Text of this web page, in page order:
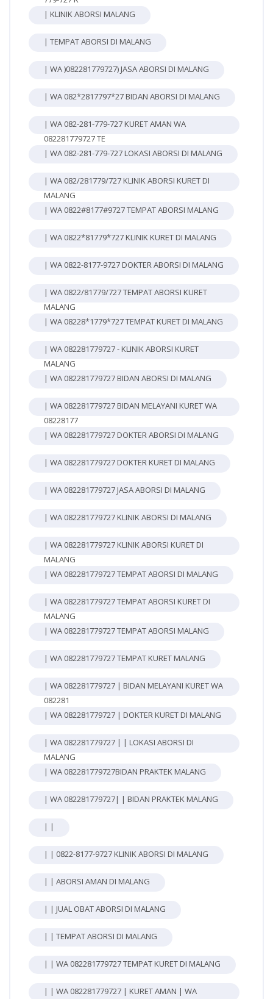
| KLINIK ABORSI MALANG
| TEMPAT ABORSI DI MALANG
| WA )082281779727) JASA ABORSI DI MALANG
| WA 082*2817797*27 BIDAN ABORSI DI MALANG
| WA 082-281-779-727 KURET AMAN WA
082281779727 TE
| WA 082-281-779-727 LOKASI ABORSI DI MALANG
| WA 082/281779/727 KLINIK ABORSI KURET DI
MALANG
| WA 0822#8177#9727 TEMPAT ABORSI MALANG
| WA 0822*81779*727 KLINIK KURET DI MALANG
| WA 0822-8177-9727 DOKTER ABORSI DI MALANG
| WA 0822/81779/727 TEMPAT ABORSI KURET
MALANG
| WA 08228*1779*727 TEMPAT KURET DI MALANG
| WA 082281779727 - KLINIK ABORSI KURET
MALANG
| WA 082281779727 BIDAN ABORSI DI MALANG
| WA 082281779727 BIDAN MELAYANI KURET WA
08228177
| WA 082281779727 DOKTER ABORSI DI MALANG
| WA 082281779727 DOKTER KURET DI MALANG
| WA 082281779727 JASA ABORSI DI MALANG
| WA 082281779727 KLINIK ABORSI DI MALANG
| WA 082281779727 KLINIK ABORSI KURET DI
MALANG
| WA 082281779727 TEMPAT ABORSI DI MALANG
| WA 082281779727 TEMPAT ABORSI KURET DI
MALANG
| WA 082281779727 TEMPAT ABORSI MALANG
| WA 082281779727 TEMPAT KURET MALANG
| WA 082281779727 | BIDAN MELAYANI KURET WA
082281
| WA 082281779727 | DOKTER KURET DI MALANG
| WA 082281779727 | | LOKASI ABORSI DI
MALANG
| WA 082281779727BIDAN PRAKTEK MALANG
| WA 082281779727| | BIDAN PRAKTEK MALANG
| |
| | 0822-8177-9727 KLINIK ABORSI DI MALANG
| | ABORSI AMAN DI MALANG
| | JUAL OBAT ABORSI DI MALANG
| | TEMPAT ABORSI DI MALANG
| | WA 082281779727 TEMPAT KURET DI MALANG
| | WA 082281779727 | KURET AMAN | WA